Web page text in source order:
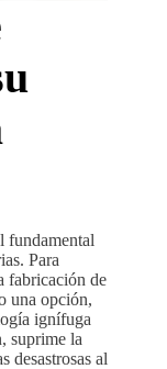
fundamental
Para
fabricación de
una opción,
ignífuga
suprime la
desastrosas al